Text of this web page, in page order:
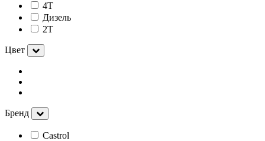
4Т
Дизель
2Т
Цвет
Бренд
Castrol